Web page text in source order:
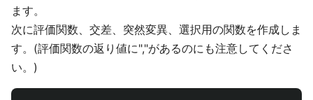
ます。
次に評価関数、交差、突然変異、選択用の関数を作成しま
す。(評価関数の返り値に","があるのにも注意してくださ
い。)